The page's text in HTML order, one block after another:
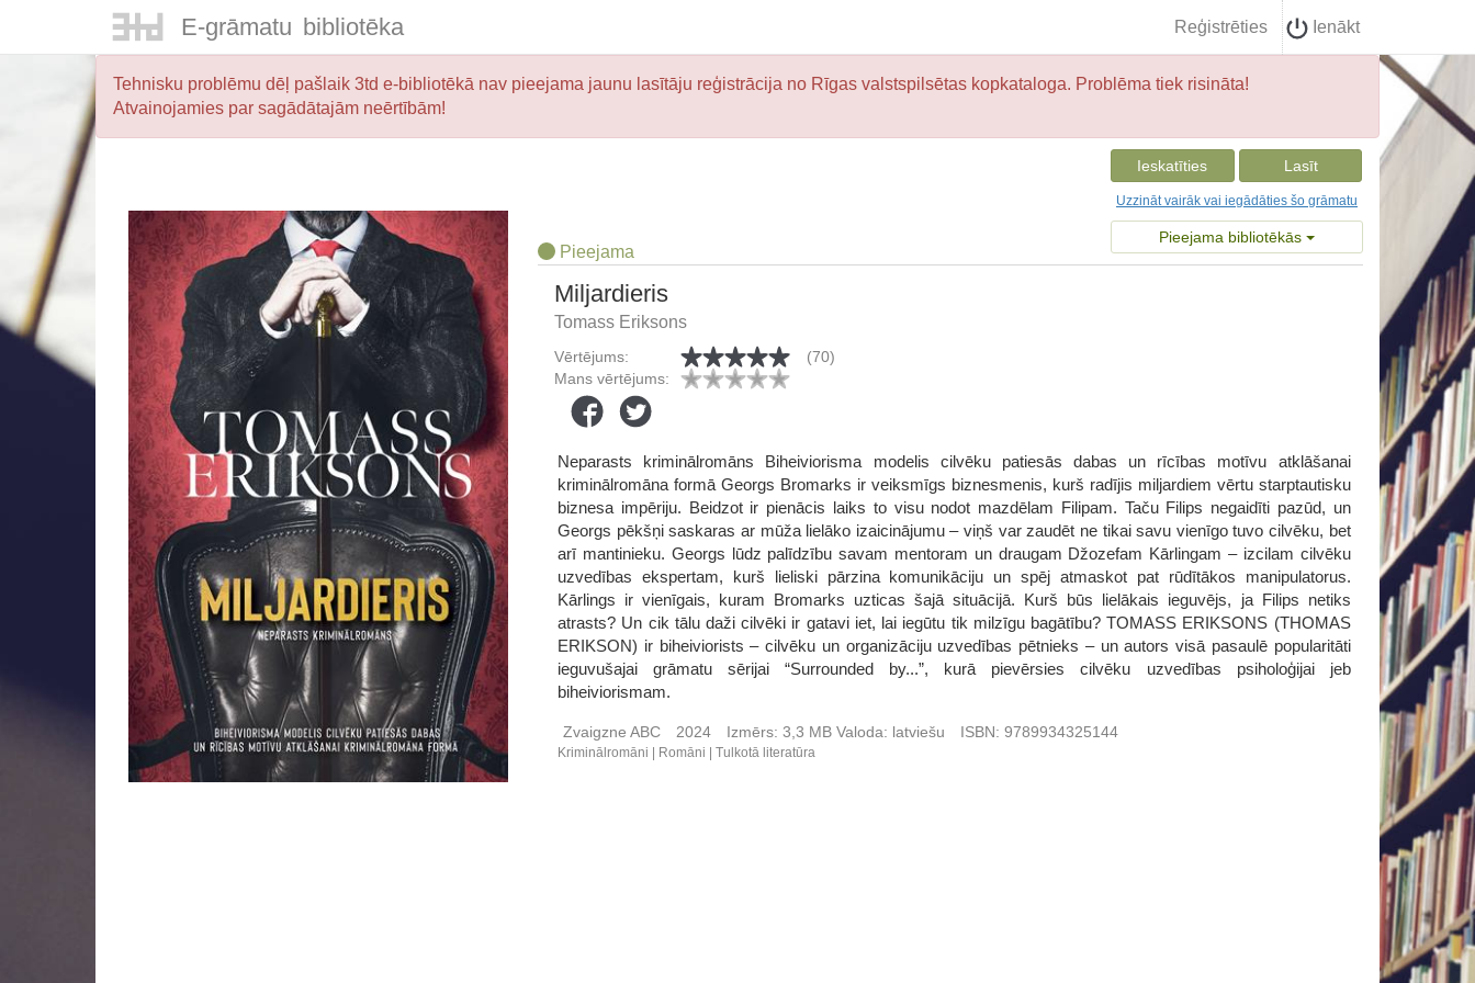
E-grāmatu bibliotēka Reģistrēties Ienākt
Tehnisku problēmu dēļ pašlaik 3td e-bibliotēkā nav pieejama jaunu lasītāju reģistrācija no Rīgas valstspilsētas kopkataloga. Problēma tiek risināta!
Atvainojamies par sagādātajām neērtībām!
Ieskatīties Lasīt
Uzzināt vairāk vai iegādāties šo grāmatu
Pieejama bibliotēkās
Pieejama
Miljardieris
Tomass Eriksons
Vērtējums:
(70)
Mans vērtējums:
Neparasts kriminālromāns Biheiviorisma modelis cilvēku patiesās dabas un rīcības motīvu atklāšanai
kriminālromāna formā Georgs Bromarks ir veiksmīgs biznesmenis, kurš radījis miljardiem vērtu starptautisku
biznesa impēriju. Beidzot ir pienācis laiks to visu nodot mazdēlam Filipam. Taču Filips negaidīti pazūd, un
Georgs pēkšņi saskaras ar mūža lielāko izaicinājumu – viņš var zaudēt ne tikai savu vienīgo tuvo cilvēku, bet
arī mantinieku. Georgs lūdz palīdzību savam mentoram un draugam Džozefam Kārlingam – izcilam cilvēku
uzvedības ekspertam, kurš lieliski pārzina komunikāciju un spēj atmaskot pat rūdītākos manipulatorus.
Kārlings ir vienīgais, kuram Bromarks uzticas šajā situācijā. Kurš būs lielākais ieguvējs, ja Filips netiks
atrasts? Un cik tālu daži cilvēki ir gatavi iet, lai iegūtu tik milzīgu bagātību? TOMASS ERIKSONS (THOMAS
ERIKSON) ir biheiviorists – cilvēku un organizāciju uzvedības pētnieks – un autors visā pasaulē popularitāti
ieguvušajai grāmatu sērijai “Surrounded by...”, kurā pievērsies cilvēku uzvedības psiholoģijai jeb
biheiviorismam.
Zvaigzne ABC 2024 Izmērs: 3,3 MBValoda: latviešu ISBN: 9789934325144
Kriminālromāni Romāni Tulkotā literatūra